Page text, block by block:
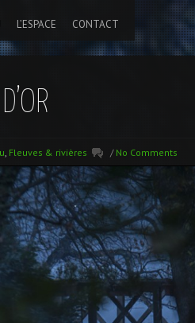
L’ESPACE CONTACT
, Fleuves & rivières / No Comments